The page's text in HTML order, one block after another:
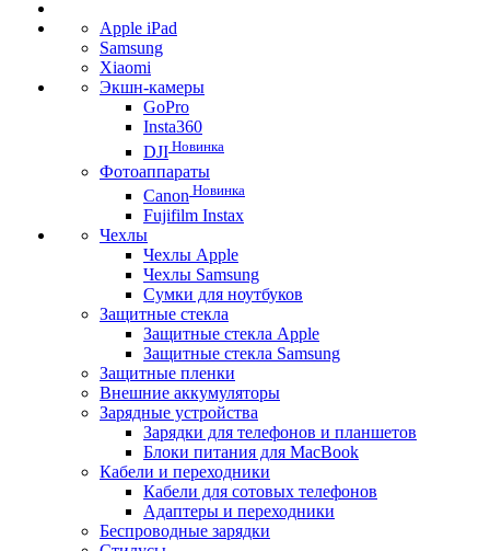
Apple iPad
Samsung
Xiaomi
Экшн-камеры
GoPro
Insta360
DJI Новинка
Фотоаппараты
Canon Новинка
Fujifilm Instax
Чехлы
Чехлы Apple
Чехлы Samsung
Сумки для ноутбуков
Защитные стекла
Защитные стекла Apple
Защитные стекла Samsung
Защитные пленки
Внешние аккумуляторы
Зарядные устройства
Зарядки для телефонов и планшетов
Блоки питания для MacBook
Кабели и переходники
Кабели для сотовых телефонов
Адаптеры и переходники
Беспроводные зарядки